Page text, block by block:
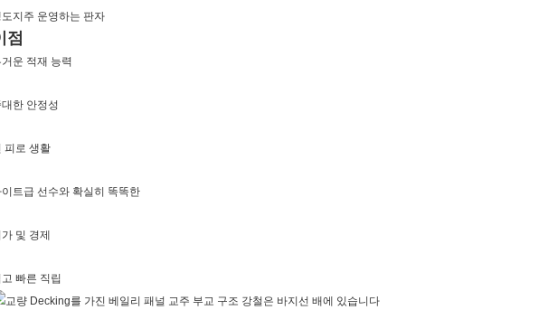
도지주 운영하는 판자
점
거운 적재 능력
대한 안정성
피로 생활
이트급 선수와 확실히 똑똑한
및 경제
고 빠른 직립